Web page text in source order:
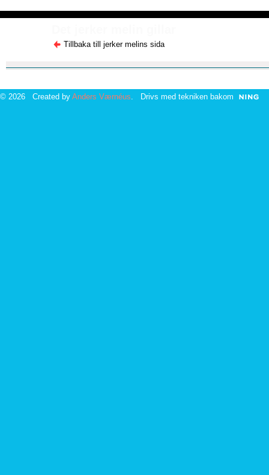
Tillbaka till jerker melins sida
© 2026 Created by Anders Værnéus . Drivs med tekniken bakom